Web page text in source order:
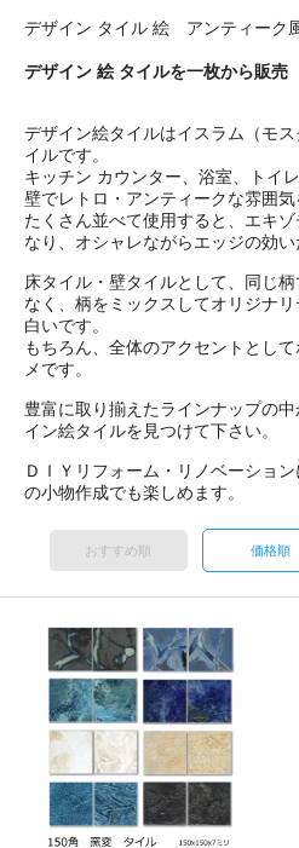
デザイン タイル 絵 アンティーク
デザイン 絵 タイルを一枚から販売
デザイン絵タイルはイスラム（モ
イルです。
キッチン カウンター、浴室、トイ
壁でレトロ・アンティークな雰囲気
たくさん並べて使用すると、エキ
なり、オシャレながらエッジの効い
床タイル・壁タイルとして、同じ
なく、柄をミックスしてオリジナ
白いです。
もちろん、全体のアクセントとし
メです。
豊富に取り揃えたラインナップの
イン絵タイルを見つけて下さい。
ＤＩＹリフォーム・リノベーショ
の小物作成でも楽しめます。
おすすめ順 価格順